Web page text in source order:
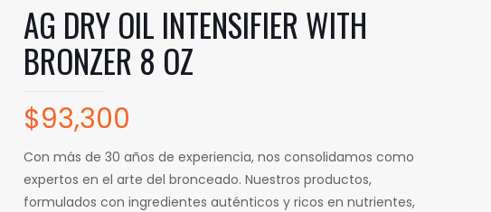
AG DRY OIL INTENSIFIER WITH
BRONZER 8 OZ
$93,300
Con más de 30 años de experiencia, nos consolidamos como
expertos en el arte del bronceado. Nuestros productos,
formulados con ingredientes auténticos y ricos en nutrientes,